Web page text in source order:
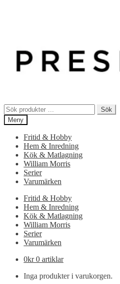
Sök
efter:
Sök
Meny
Fritid & Hobby
Hem & Inredning
Kök & Matlagning
William Morris
Serier
Varumärken
Fritid & Hobby
Hem & Inredning
Kök & Matlagning
William Morris
Serier
Varumärken
0kr 0 artiklar
Inga produkter i varukorgen.